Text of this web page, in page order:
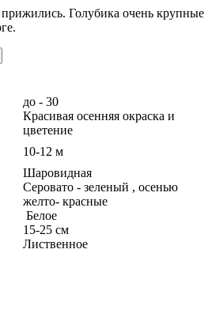
Голубика очень крупные
до - 30
Красивая осенняя окраска и
цветение
10-12 м
Шаровидная
Серовато - зеленый , осенью
желто- красные
Белое
15-25 см
Лиственное